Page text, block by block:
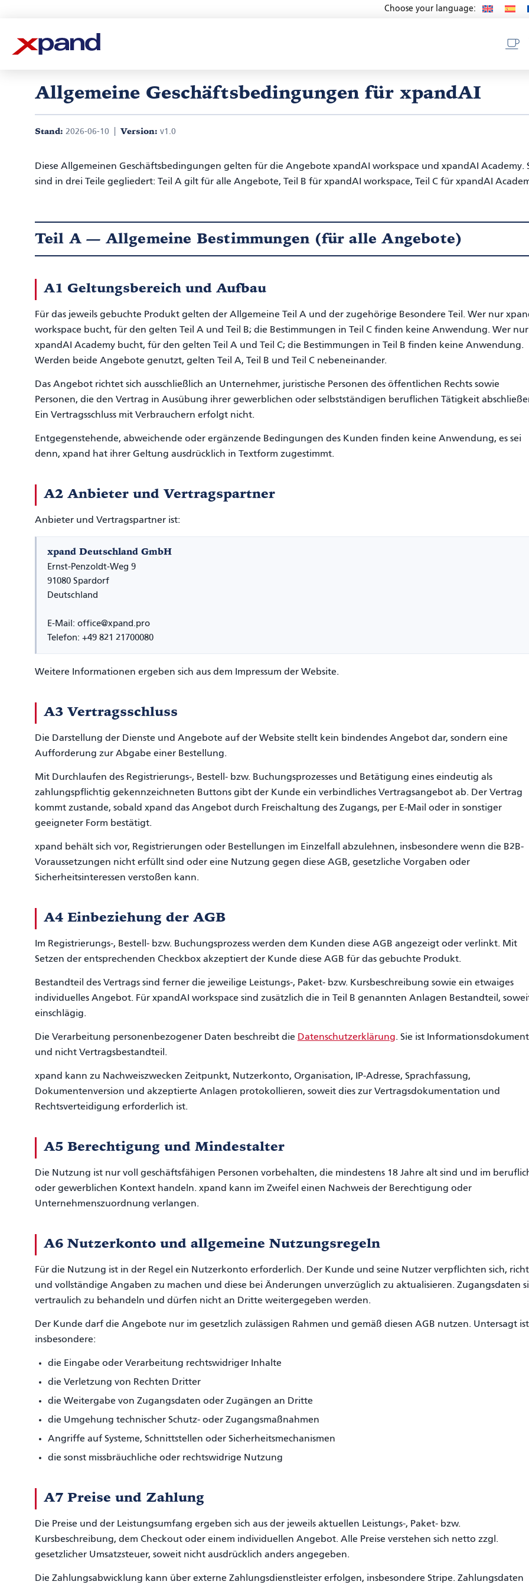
Choose your language:
Allgemeine Geschäftsbedingungen für xpandAI
Stand: 2026-06-10 | Version: v1.0
Diese Allgemeinen Geschäftsbedingungen gelten für die Angebote xpandAI workspace und xpandAI Academy.
sind in drei Teile gegliedert: Teil A gilt für alle Angebote, Teil B für xpandAI workspace, Teil C für xpandAI
Teil A — Allgemeine Bestimmungen (für alle Angebote)
A1 Geltungsbereich und Aufbau
Für das jeweils gebuchte Produkt gelten der Allgemeine Teil A und der zugehörige Besondere Teil. Wer nur
workspace bucht, für den gelten Teil A und Teil B; die Bestimmungen in Teil C finden keine Anwendung. Wer nur
xpandAI Academy bucht, für den gelten Teil A und Teil C; die Bestimmungen in Teil B finden keine Anwendung.
Werden beide Angebote genutzt, gelten Teil A, Teil B und Teil C nebeneinander.
Das Angebot richtet sich ausschließlich an Unternehmer, juristische Personen des öffentlichen Rechts sowie
Personen, die den Vertrag in Ausübung ihrer gewerblichen oder selbstständigen beruflichen Tätigkeit
Ein Vertragsschluss mit Verbrauchern erfolgt nicht.
Entgegenstehende, abweichende oder ergänzende Bedingungen des Kunden finden keine Anwendung, es sei
denn, xpand hat ihrer Geltung ausdrücklich in Textform zugestimmt.
A2 Anbieter und Vertragspartner
Anbieter und Vertragspartner ist:
xpand Deutschland GmbH
Ernst-Penzoldt-Weg 9
91080 Spardorf
Deutschland
E-Mail: office@xpand.pro
Telefon: +49 821 21700080
Weitere Informationen ergeben sich aus dem Impressum der Website.
A3 Vertragsschluss
Die Darstellung der Dienste und Angebote auf der Website stellt kein bindendes Angebot dar, sondern eine
Aufforderung zur Abgabe einer Bestellung.
Mit Durchlaufen des Registrierungs-, Bestell- bzw. Buchungsprozesses und Betätigung eines eindeutig als
zahlungspflichtig gekennzeichneten Buttons gibt der Kunde ein verbindliches Vertragsangebot ab. Der Vertrag
kommt zustande, sobald xpand das Angebot durch Freischaltung des Zugangs, per E-Mail oder in sonstiger
geeigneter Form bestätigt.
xpand behält sich vor, Registrierungen oder Bestellungen im Einzelfall abzulehnen, insbesondere wenn die B2B-
Voraussetzungen nicht erfüllt sind oder eine Nutzung gegen diese AGB, gesetzliche Vorgaben oder
Sicherheitsinteressen verstoßen kann.
A4 Einbeziehung der AGB
Im Registrierungs-, Bestell- bzw. Buchungsprozess werden dem Kunden diese AGB angezeigt oder verlinkt. Mit
Setzen der entsprechenden Checkbox akzeptiert der Kunde diese AGB für das gebuchte Produkt.
Bestandteil des Vertrags sind ferner die jeweilige Leistungs-, Paket- bzw. Kursbeschreibung sowie ein etwaiges
individuelles Angebot. Für xpandAI workspace sind zusätzlich die in Teil B genannten Anlagen Bestandteil,
einschlägig.
Die Verarbeitung personenbezogener Daten beschreibt die Datenschutzerklärung. Sie ist Informationsdokument
und nicht Vertragsbestandteil.
xpand kann zu Nachweiszwecken Zeitpunkt, Nutzerkonto, Organisation, IP-Adresse, Sprachfassung,
Dokumentenversion und akzeptierte Anlagen protokollieren, soweit dies zur Vertragsdokumentation und
Rechtsverteidigung erforderlich ist.
A5 Berechtigung und Mindestalter
Die Nutzung ist nur voll geschäftsfähigen Personen vorbehalten, die mindestens 18 Jahre alt sind und im
oder gewerblichen Kontext handeln. xpand kann im Zweifel einen Nachweis der Berechtigung oder
Unternehmenszuordnung verlangen.
A6 Nutzerkonto und allgemeine Nutzungsregeln
Für die Nutzung ist in der Regel ein Nutzerkonto erforderlich. Der Kunde und seine Nutzer verpflichten sich,
und vollständige Angaben zu machen und diese bei Änderungen unverzüglich zu aktualisieren. Zugangsdaten
vertraulich zu behandeln und dürfen nicht an Dritte weitergegeben werden.
Der Kunde darf die Angebote nur im gesetzlich zulässigen Rahmen und gemäß diesen AGB nutzen. Untersagt ist
insbesondere:
die Eingabe oder Verarbeitung rechtswidriger Inhalte
die Verletzung von Rechten Dritter
die Weitergabe von Zugangsdaten oder Zugängen an Dritte
die Umgehung technischer Schutz- oder Zugangsmaßnahmen
Angriffe auf Systeme, Schnittstellen oder Sicherheitsmechanismen
die sonst missbräuchliche oder rechtswidrige Nutzung
A7 Preise und Zahlung
Die Preise und der Leistungsumfang ergeben sich aus der jeweils aktuellen Leistungs-, Paket- bzw.
Kursbeschreibung, dem Checkout oder einem individuellen Angebot. Alle Preise verstehen sich netto zzgl.
gesetzlicher Umsatzsteuer, soweit nicht ausdrücklich anders angegeben.
Die Zahlungsabwicklung kann über externe Zahlungsdienstleister erfolgen, insbesondere Stripe. Zahlungsdaten